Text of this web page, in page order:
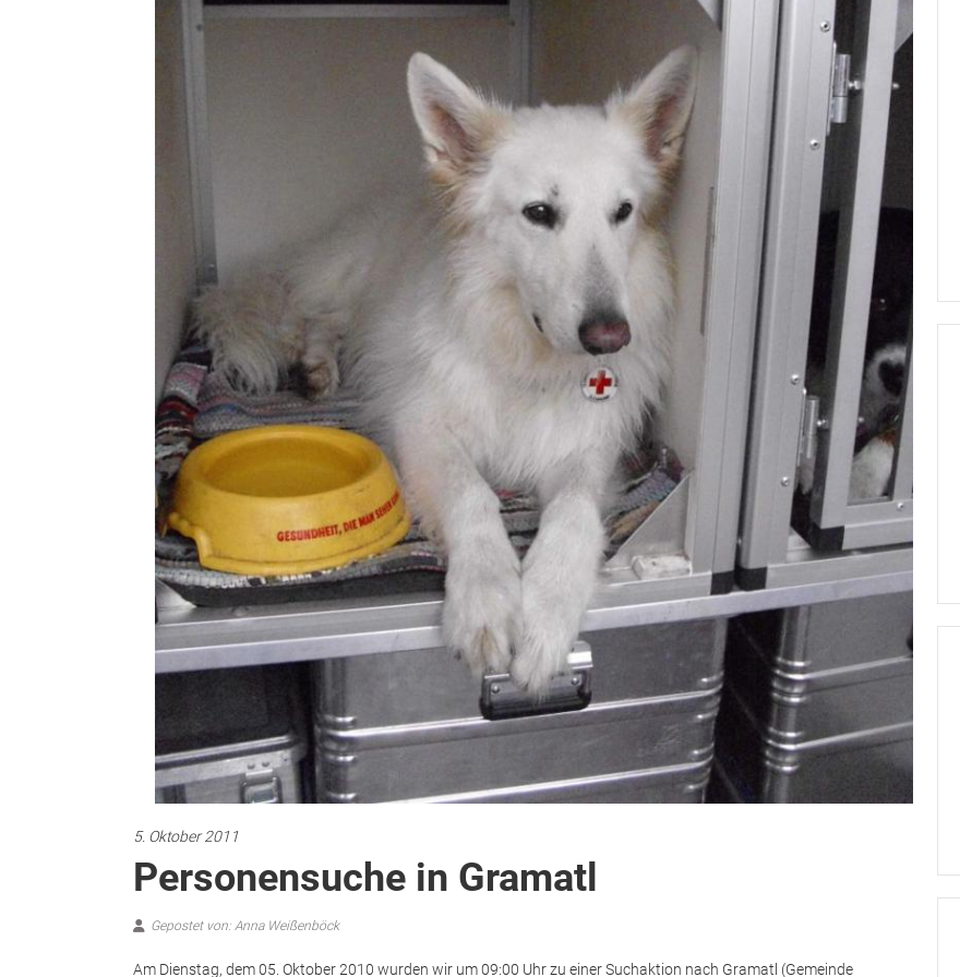
5. Oktober 2011
Personensuche in Gramatl
Gepostet von: Anna Weißenböck
Am Dienstag, dem 05. Oktober 2010 wurden wir um 09:00 Uhr zu einer Suchaktion nach Gramatl (Gemeinde
Wartmannstetten) alarmiert. Nachdem am Vortag die Feuerwehren Wartmannstetten und Strasshof die Suche
ergebnislos abbrechen mussten, wurden am nächsten Tag insgesamt 9 Wehren sowie die Rettungshunde vom
Roten Kreuz alarmiert. Die Aufgabe der FF-Natschbach war die Errichtung der Einsatzleitstelle, wo durch HBI
Wallner Martin der FF Wartmannstetten die anrückenden Kräfte koordiniert wurden. Insgesamt wurde von 45
Feuerwehrkameraden, 11 Suchhunden und 20 Mitarbeiter des Roten Kreuzes ca. 15 Quadratkilometer Wald
durchsucht. Die 10 Trupps wurden jeweils von ortsansässigen Feuerwehrleuten begleitet, da das Gelände in diesem
Bereich durch dichten Nebel sehr schwer einsehbar war. Kurz nach 15:00 Uhr wurde die vermisste Person gefunden,
und vom Notarztwagen versorgt.